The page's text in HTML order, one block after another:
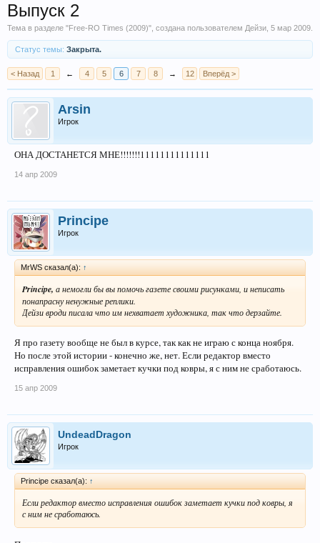
Выпуск 2
Тема в разделе "Free-RO Times (2009)", создана пользователем Дейзи 5 мар 2009
Статус темы: Закрыта.
< Назад 1 ← 4 5 6 7 8 → 12 Вперёд >
Arsin
Игрок
ОНА ДОСТАНЕТСЯ МНЕ!!!!!!!11111111111111
14 апр 2009
Principe
Игрок
MrWS сказал(а): ↑
Principe, а немогли бы вы помочь газете своими рисунками, и неписать
понапрасну ненужные реплики.
Дейзи вроди писала что им нехватает художника, так что дерзайте.
Я про газету вообще не был в курсе, так как не играю с конца ноября.
Но после этой истории - конечно же, нет. Если редактор вместо
исправления ошибок заметает кучки под ковры, я с ним не сработаюсь.
15 апр 2009
UndeadDragon
Игрок
Principe сказал(а): ↑
Если редактор вместо исправления ошибок заметает кучки под ковры, я
с ним не сработаюсь.